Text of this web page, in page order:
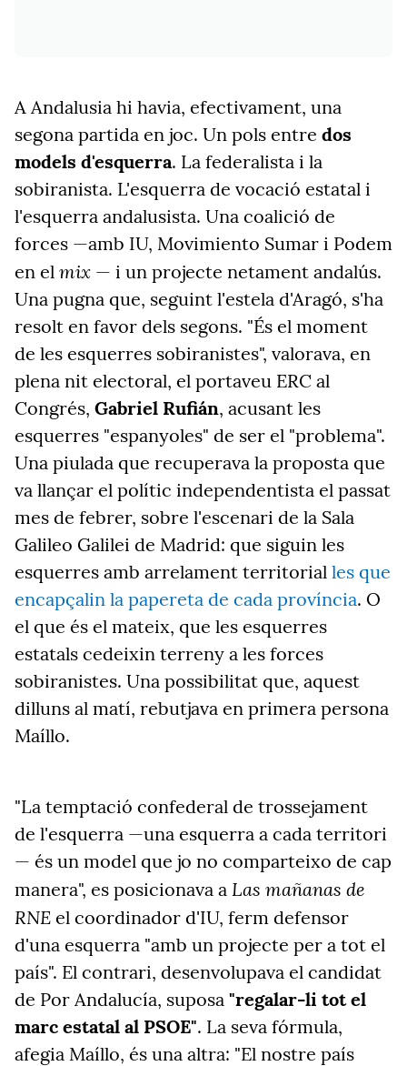
A Andalusia hi havia, efectivament, una
segona partida en joc. Un pols entre dos
models d'esquerra. La federalista i la
sobiranista. L'esquerra de vocació estatal i
l'esquerra andalusista. Una coalició de
forces —amb IU, Movimiento Sumar i Podem
en el mix — i un projecte netament andalús.
Una pugna que, seguint l'estela d'Aragó, s'ha
resolt en favor dels segons. "És el moment
de les esquerres sobiranistes", valorava, en
plena nit electoral, el portaveu ERC al
Congrés, Gabriel Rufián, acusant les
esquerres "espanyoles" de ser el "problema".
Una piulada que recuperava la proposta que
va llançar el polític independentista el passat
mes de febrer, sobre l'escenari de la Sala
Galileo Galilei de Madrid: que siguin les
esquerres amb arrelament territorial les que
encapçalin la papereta de cada província. O
el que és el mateix, que les esquerres
estatals cedeixin terreny a les forces
sobiranistes. Una possibilitat que, aquest
dilluns al matí, rebutjava en primera persona
Maíllo.
"La temptació confederal de trossejament
de l'esquerra —una esquerra a cada territori
— és un model que jo no comparteixo de cap
manera", es posicionava a Las mañanas de
RNE el coordinador d'IU, ferm defensor
d'una esquerra "amb un projecte per a tot el
país". El contrari, desenvolupava el candidat
de Por Andalucía, suposa "regalar-li tot el
marc estatal al PSOE". La seva fórmula,
afegia Maíllo, és una altra: "El nostre país